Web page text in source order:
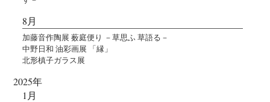
8月
加藤音作陶展 薮庭便り －草思ふ 草語る－
中野日和 油彩画展 「縁」
北形槙子ガラス展
2025年
1月